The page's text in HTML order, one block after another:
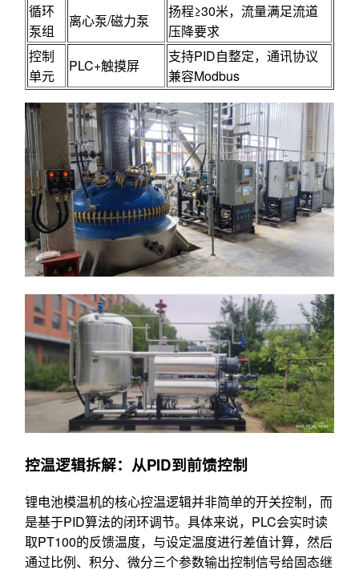
循环
泵组
离心泵/磁力泵
扬程≥30米，流量满足流道
压降要求
控制
单元
PLC+触摸屏
支持PID自整定，通讯协议
兼容Modbus
控温逻辑拆解：从PID到前馈控制
锂电池模温机的核心控温逻辑并非简单的开关控制，而
是基于PID算法的闭环调节。具体来说，PLC会实时读
取PT100的反馈温度，与设定温度进行差值计算，然后
通过比例、积分、微分三个参数输出控制信号给固态继